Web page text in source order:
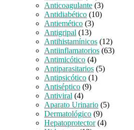
Anticoagulante (3)
Antidiabético (10)
Antiemético (3)
Antigripal (13)
Antihistamínicos (12)
Antiinflamatorios (63)
Antimicótico (4)
Antiparasitarios (5)
Antipsicótico (1)
Antiséptico (9)
Antiviral (4)
Aparato Urinario (5)
Dermatológico (9)
Hepatoprotector (4)